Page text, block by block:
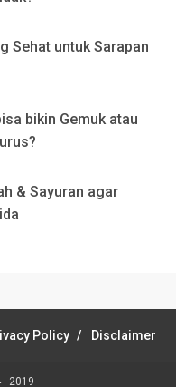
Sehat untuk Sarapan
bikin Gemuk atau
& Sayuran agar
Policy Disclaimer
2019